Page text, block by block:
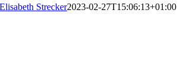
Elisabeth Strecker2023-02-27T15:06:13+01:00